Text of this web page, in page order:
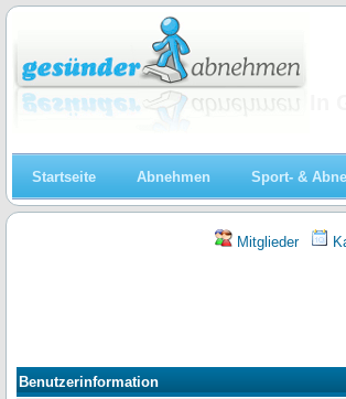
Startseite Abnehmen Sport- &
Mitglieder
Benutzerinformation